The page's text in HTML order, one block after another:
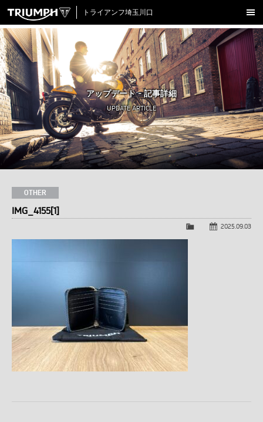
トライアンフ埼玉川口
新車在庫情報
試乗車一覧
認定中古車
アクセサリー
クロージング
アップデート
店舗情報
採用情報
TRIUMPH OFFICIAL SITE
LINE FacebookInstagram
X
アップデート - 記事詳細
UPDATE ARTICLE
OTHER
IMG_4155[1]
2025.09.03